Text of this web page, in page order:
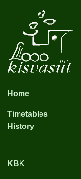
Home
Timetables
History
KBK